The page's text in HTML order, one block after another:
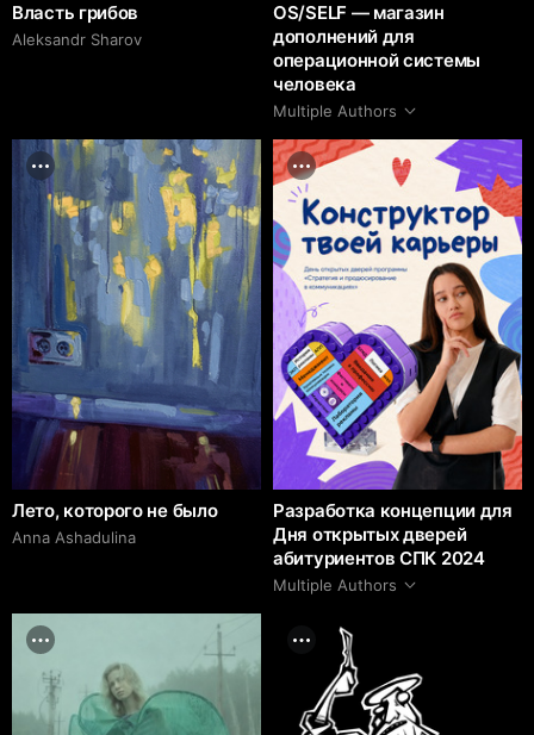
Власть грибов
Aleksandr Sharov
OS/SELF — магазин
дополнений для
операционной системы
человека
Multiple Authors
Лето, которого не было
Anna Ashadulina
Разработка концепции для
Дня открытых дверей
абитуриентов СПК 2024
Multiple Authors